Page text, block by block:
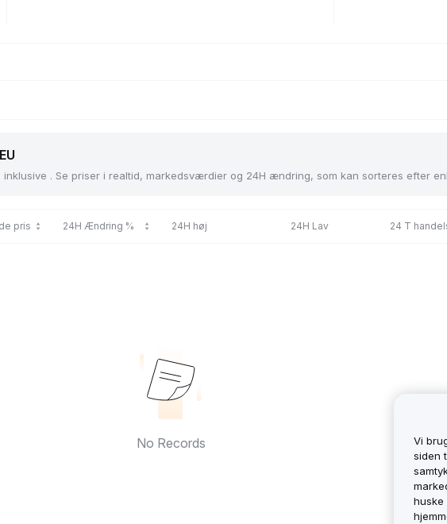
inklusive . Se priser i realtid, markedsværdier og 24H ændring, som kan sorteres efter
pris 24H Ændring % 24H høj 24H Lav 24 T
No Records
Vi
siden
huske